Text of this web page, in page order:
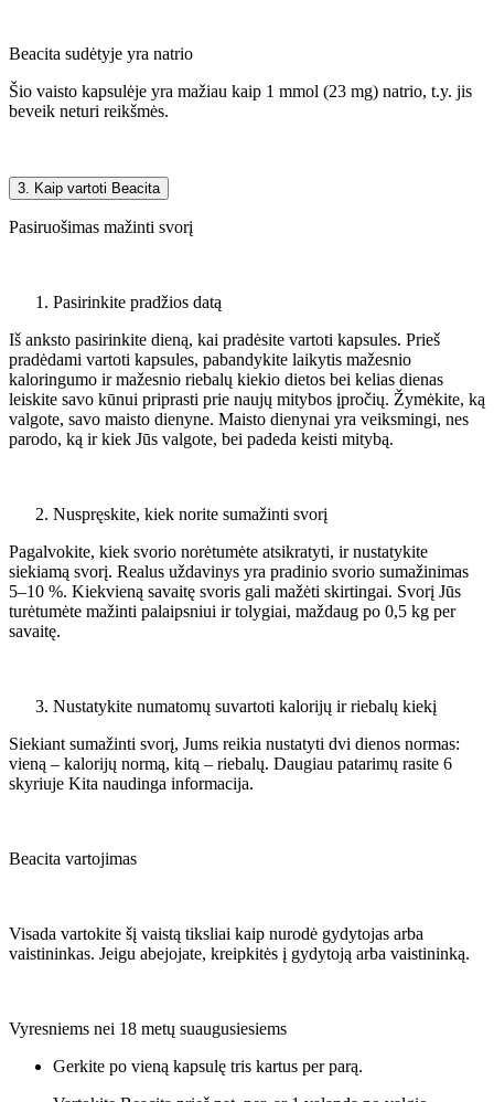
Beacita sudėtyje yra natrio
Šio vaisto kapsulėje yra mažiau kaip 1 mmol (23 mg) natrio, t.y. jis
beveik neturi reikšmės.
3. Kaip vartoti Beacita
Pasiruošimas mažinti svorį
Pasirinkite pradžios datą
Iš anksto pasirinkite dieną, kai pradėsite vartoti kapsules. Prieš
pradėdami vartoti kapsules, pabandykite laikytis mažesnio
kaloringumo ir mažesnio riebalų kiekio dietos bei kelias dienas
leiskite savo kūnui priprasti prie naujų mitybos įpročių. Žymėkite, ką
valgote, savo maisto dienyne. Maisto dienynai yra veiksmingi, nes
parodo, ką ir kiek Jūs valgote, bei padeda keisti mitybą.
Nuspręskite, kiek norite sumažinti svorį
Pagalvokite, kiek svorio norėtumėte atsikratyti, ir nustatykite
siekiamą svorį. Realus uždavinys yra pradinio svorio sumažinimas
5–10 %. Kiekvieną savaitę svoris gali mažėti skirtingai. Svorį Jūs
turėtumėte mažinti palaipsniui ir tolygiai, maždaug po 0,5 kg per
savaitę.
Nustatykite numatomų suvartoti kalorijų ir riebalų kiekį
Siekiant sumažinti svorį, Jums reikia nustatyti dvi dienos normas:
vieną – kalorijų normą, kitą – riebalų. Daugiau patarimų rasite 6
skyriuje Kita naudinga informacija.
Beacita vartojimas
Visada vartokite šį vaistą tiksliai kaip nurodė gydytojas arba
vaistininkas. Jeigu abejojate, kreipkitės į gydytoją arba vaistininką.
Vyresniems nei 18 metų suaugusiesiems
Gerkite po vieną kapsulę tris kartus per parą.